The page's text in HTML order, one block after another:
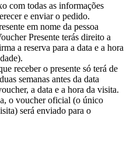
com todas as informações
e enviar o pedido.
em nome da pessoa
Presente terás direito a
a reserva para a data e a hora
receber o presente só terá de
semanas antes da data
a data e a hora da visita.
o voucher oficial (o único
será enviado para o